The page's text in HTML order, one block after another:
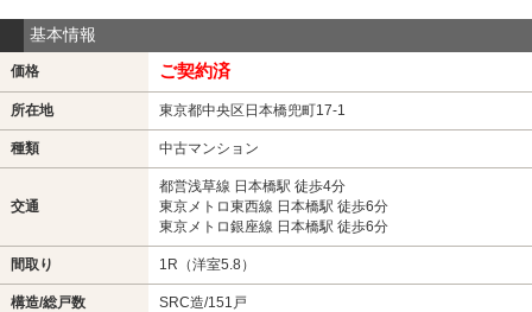
基本情報
価格 ご契約済
所在地 東京都中央区日本橋兜町17-1
種類 中古マンション
交通
都営浅草線 日本橋駅 徒歩4分
東京メトロ東西線 日本橋駅 徒歩6分
東京メトロ銀座線 日本橋駅 徒歩6分
間取り 1R（洋室5.8）
構造/総戸数 SRC造/151戸